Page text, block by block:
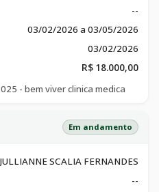
--
03/02/2026 a 03/05/2026
03/02/2026
R$ 18.000,00
- bem viver clinica medica
Em andamento
JULLIANNE SCALIA FERNANDES
--